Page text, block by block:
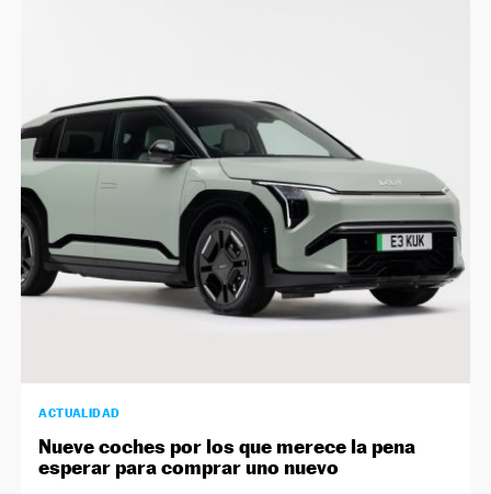
ACTUALIDAD
Nueve coches por los que merece la pena
esperar para comprar uno nuevo